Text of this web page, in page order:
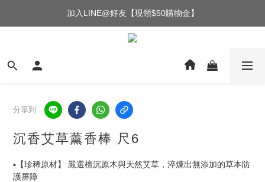
加入LINE@好友【現領$50購物金】
分享到
沉香艾草薰香棒 尺6
▪️【珍稀原材】 嚴選檀沉原木與天然艾草，淬煉出無添加的草本防
護屏障